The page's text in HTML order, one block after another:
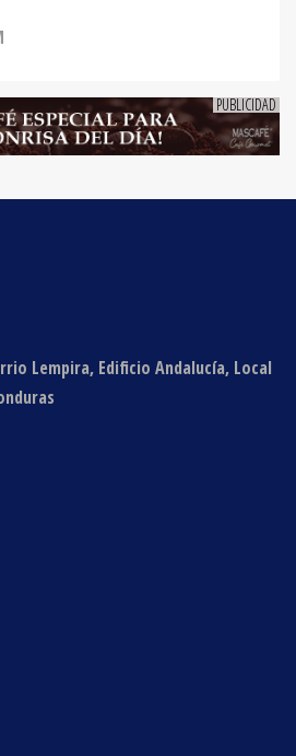
Lempira, Edificio Andalucía, Local